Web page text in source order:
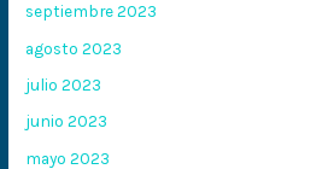
septiembre 2023
agosto 2023
julio 2023
junio 2023
mayo 2023